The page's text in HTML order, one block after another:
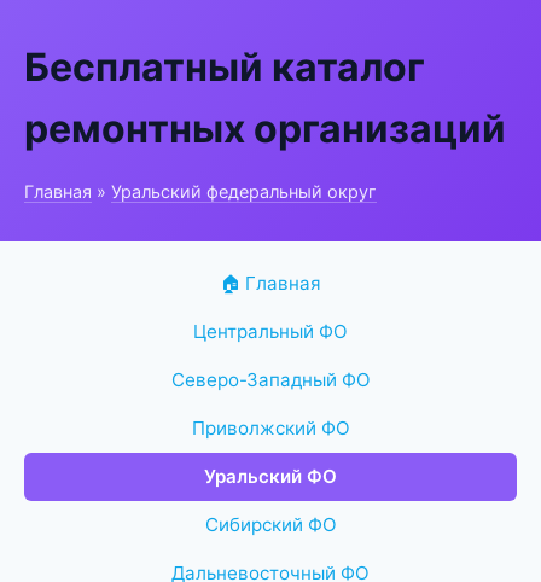
Бесплатный каталог
ремонтных организаций
Главная » Уральский федеральный округ
🏠 Главная
Центральный ФО
Северо-Западный ФО
Приволжский ФО
Уральский ФО
Сибирский ФО
Дальневосточный ФО